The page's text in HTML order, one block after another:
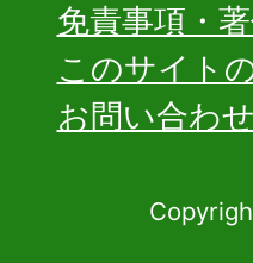
免責事項・
このサイト
お問い合わせ